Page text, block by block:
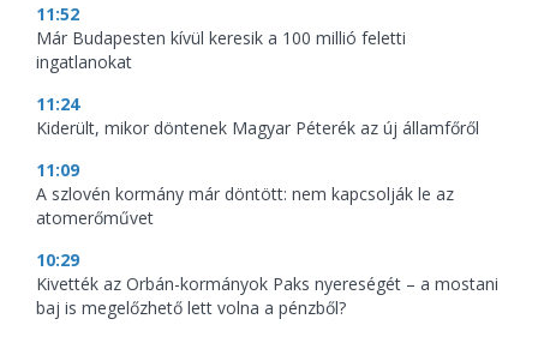
11:52
Már Budapesten kívül keresik a 100 millió feletti
ingatlanokat
11:24
Kiderült, mikor döntenek Magyar Péterék az új államfőről
11:09
A szlovén kormány már döntött: nem kapcsolják le az
atomerőművet
10:29
Kivették az Orbán-kormányok Paks nyereségét – a mostani
baj is megelőzhető lett volna a pénzből?